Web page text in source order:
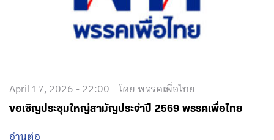
April 17, 2026 - 22:00 โดย พรรคเพื่อไทย
ขอเชิญประชุมใหญ่สามัญประจำปี 2569 พรรคเพื่อไทย